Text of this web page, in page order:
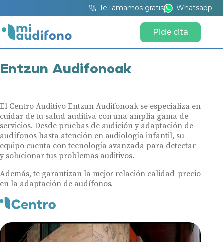
Te llamamos gratis Whatsapp
Pide cita
Entzun Audifonoak
El Centro Auditivo Entzun Audifonoak se especializa en
cuidar de tu salud auditiva con una amplia gama de
servicios. Desde pruebas de audición y adaptación de
audífonos hasta atención en audiología infantil, su
equipo cuenta con tecnología avanzada para detectar
y solucionar tus problemas auditivos.
Además, te garantizan la mejor relación calidad-precio
en la adaptación de audífonos.